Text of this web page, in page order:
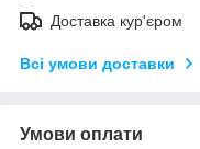
Доставка кур'єром
Всі умови доставки
Умови оплати